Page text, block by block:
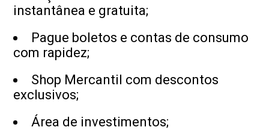
instantânea e gratuita;
Pague boletos e contas de consumo
com rapidez;
Shop Mercantil com descontos
exclusivos;
Área de investimentos;